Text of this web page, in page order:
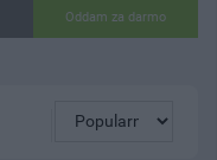
Oddam za darmo